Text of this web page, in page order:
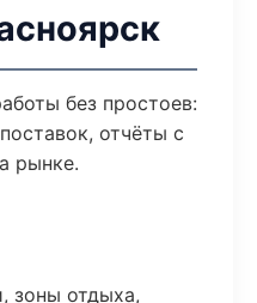
без простоев:
отчёты с
рынке.
зоны отдыха,